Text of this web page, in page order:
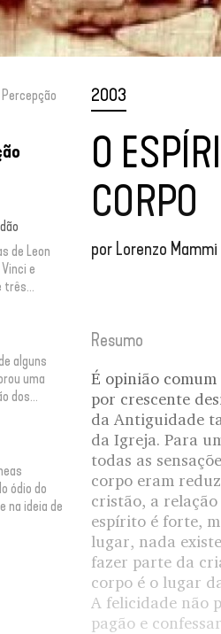
Percepção
de Leon
e
alguns
uma
ódio do
na ideia de
2003
O
CORPO
por Lorenzo Mammi
Resumo
É opinião
por crescente
da Antiguidade
da Igreja. Para
todas as
corpo eram
cristão, a
espírito é forte,
lugar, nada
fazer parte da
corpo é o lugar
A felicidade não
pagão e